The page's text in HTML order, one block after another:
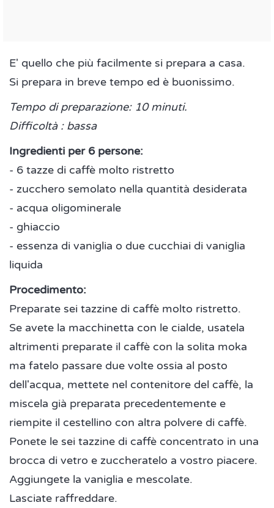
E' quello che più facilmente si prepara a casa.
Si prepara in breve tempo ed è buonissimo.
Tempo di preparazione: 10 minuti.
Difficoltà : bassa
Ingredienti per 6 persone:
- 6 tazze di caffè molto ristretto
- zucchero semolato nella quantità desiderata
- acqua oligominerale
- ghiaccio
- essenza di vaniglia o due cucchiai di vaniglia
liquida
Procedimento:
Preparate sei tazzine di caffè molto ristretto.
Se avete la macchinetta con le cialde, usatela
altrimenti preparate il caffè con la solita moka
ma fatelo passare due volte ossia al posto
dell'acqua, mettete nel contenitore del caffè, la
miscela già preparata precedentemente e
riempite il cestellino con altra polvere di caffè.
Ponete le sei tazzine di caffè concentrato in una
brocca di vetro e zuccheratelo a vostro piacere.
Aggiungete la vaniglia e mescolate.
Lasciate raffreddare.